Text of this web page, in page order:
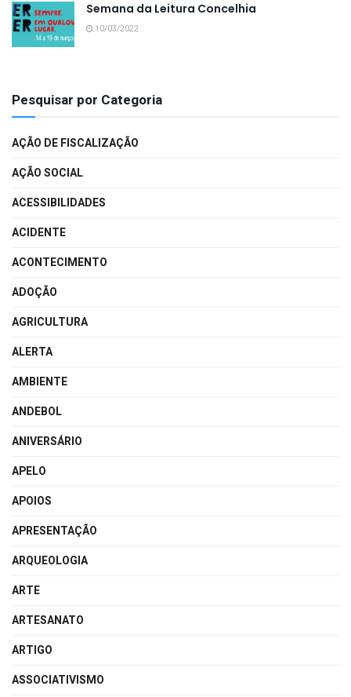
Semana da Leitura Concelhia
10/03/2022
Pesquisar por Categoria
AÇÃO DE FISCALIZAÇÃO
AÇÃO SOCIAL
ACESSIBILIDADES
ACIDENTE
ACONTECIMENTO
ADOÇÃO
AGRICULTURA
ALERTA
AMBIENTE
ANDEBOL
ANIVERSÁRIO
APELO
APOIOS
APRESENTAÇÃO
ARQUEOLOGIA
ARTE
ARTESANATO
ARTIGO
ASSOCIATIVISMO